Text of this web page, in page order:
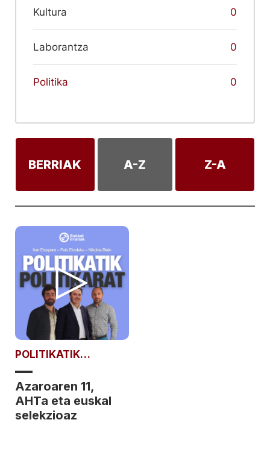
Kultura 0
Laborantza 0
Politika 0
BERRIAK A-Z Z-A
POLITIKATIK
POLITIKARAT
Azaroaren 11,
AHTa eta euskal
selekzioaz